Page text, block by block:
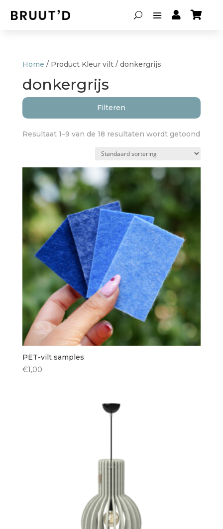
 
Home / Product Kleur vilt / donkergrijs
donkergrijs
Filteren
Lampenkappen
Tafellampen (2)
Vloerlampen(2)
Vorm kap
Rechthoekig(1)
Bol(2)
Ovaal(1)
Rond (15)
Hoogte kap
Type lichtbron
E27 fitting (13)
Resultaat 1–9 van de 18 resultaten wordt getoond
PET-vilt samples
€1,00